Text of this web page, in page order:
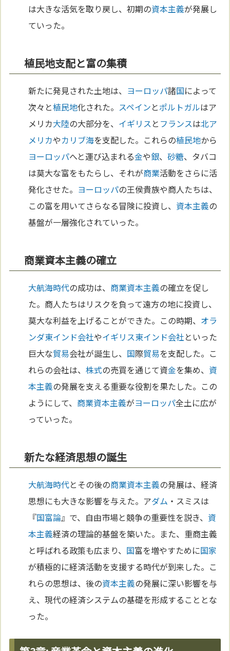
は大きな活気を取り戻し、初期の資本主義が発展し
ていった。
植民地支配と富の集積
新たに発見された土地は、 ヨーロッパ諸国によって
次々と植民地化された。 スペインとポルトガルはア
メリカ大陸の大部分を、 イギリスと フランスは北ア
メリカやカリブ海を支配した。これらの植民地から
ヨーロッパへと運び込まれる金や銀、砂糖、タバコ
は莫大な富をもたらし、それが商業活動をさらに活
発化させた。 ヨーロッパの王侯貴族や商人たちは、
この富を用いてさらなる冒険に投資し、 資本主義の
基盤が一層強化されていった。
商業資本主義の確立
大航海時代の成功は、 商業資本主義の確立を促し
た。商人たちはリスクを負って遠方の地に投資し、
莫大な利益を上げることができた。この時期、 オラ
ンダ東インド会社やイギリス東インド会社といった
巨大な貿易会社が誕生し、 国際貿易を支配した。こ
れらの会社は、株式の売買を通じて資金を集め、 資
本主義の発展を支える重要な役割を果たした。この
ようにして、 商業資本主義がヨーロッパ全土に広が
っていった。
新たな経済思想の誕生
大航海時代とその後の商業資本主義の発展は、経済
思想にも大きな影響を与えた。アダム ・スミスは
『国富論』で、自由市場と競争の重要性を説き、 資
本主義経済の理論的基盤を築いた。また、重商主義
と呼ばれる政策も広まり、 国富を増やすために国家
が積極的に経済活動を支援する時代が到来した。こ
れらの思想は、後の資本主義の発展に深い影響を与
え、現代の経済システムの基礎を形成することとな
った。